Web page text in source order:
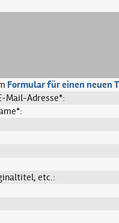
Formular für einen neuen
Mail-Adresse*:
etc.: